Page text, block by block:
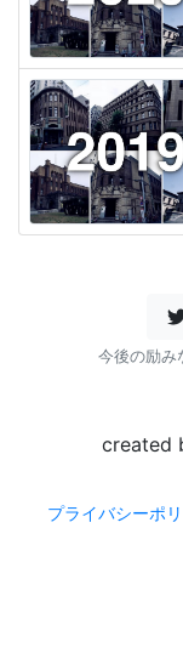
今後の励み
created
プライバシーポ